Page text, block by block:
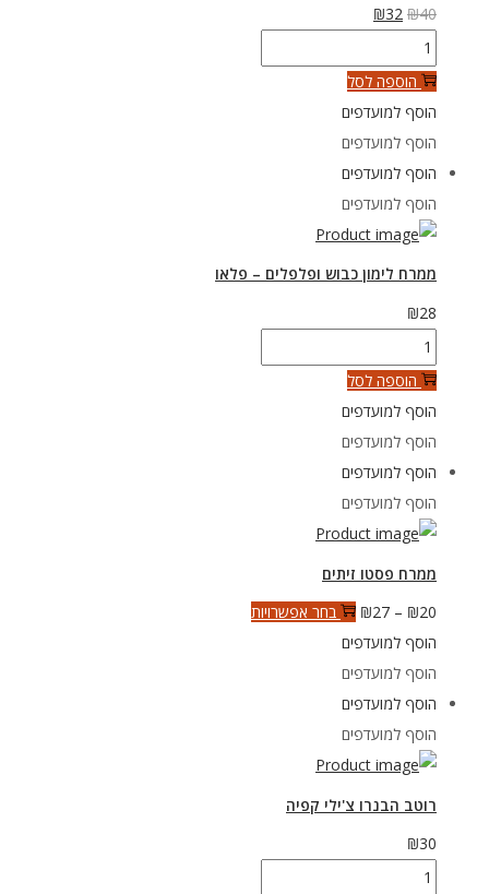
₪40
המחיר
היה:
₪40.
₪32
הוא:
₪32.
כמות
של
תמצית
הבנרו
H60
הוספה לסל
הוסף למועדפים
הוסף למועדפים
הוסף למועדפים
הוסף למועדפים
ממרח לימון כבוש ופלפלים – פלאו
₪28
כמות
של
ממרח
לימון
כבוש
ופלפלים
-
הוספה לסל
הוסף למועדפים
הוסף למועדפים
הוסף למועדפים
הוסף למועדפים
ממרח פסטו זיתים
₪20
–
₪27
טווח
מחירים:
עד
בחר אפשרויותלמוצר
הוסף למועדפים
הוסף למועדפים
הוסף למועדפים
הוסף למועדפים
רוטב הבנרו צ'ילי קפיה
₪30
כמות